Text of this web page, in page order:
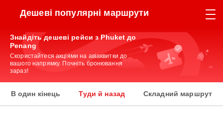
Дешеві популярні маршрути
Знайдіть дешеві рейси з Phuket до
Penang
Скористайтеся акціями на авіаквитки до
вашого напрямку. Почніть бронювання
зараз!
В один кінець Туди й назад Складний маршрут